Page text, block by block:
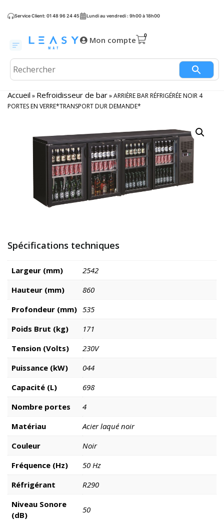
Service Client: 01 48 96 24 45 Lundi au vendredi : 9h00 à 18h00
Mon compte
Accueil » Refroidisseur de bar»ARRIÈRE BAR RÉFRIGÉRÉE NOIR 4
PORTES EN VERRE*TRANSPORT DUR DEMANDE*
Spécifications techniques
Largeur (mm)
2542
Hauteur (mm)
860
Profondeur (mm) 535
Poids Brut (kg)
171
Tension (Volts)
230V
Puissance (kW)
044
Capacité (L)
698
Nombre portes
4
Matériau
Acier laqué noir
Couleur
Noir
Fréquence (Hz)
50 Hz
Réfrigérant
R290
Niveau Sonore
(dB)
50